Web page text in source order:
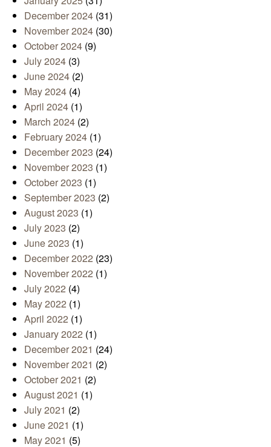
December 2024 (31)
November 2024 (30)
October 2024 (9)
July 2024 (3)
June 2024 (2)
May 2024 (4)
April 2024 (1)
March 2024 (2)
February 2024 (1)
December 2023 (24)
November 2023 (1)
October 2023 (1)
September 2023 (2)
August 2023 (1)
July 2023 (2)
June 2023 (1)
December 2022 (23)
November 2022 (1)
July 2022 (4)
May 2022 (1)
April 2022 (1)
January 2022 (1)
December 2021 (24)
November 2021 (2)
October 2021 (2)
August 2021 (1)
July 2021 (2)
June 2021 (1)
May 2021 (5)